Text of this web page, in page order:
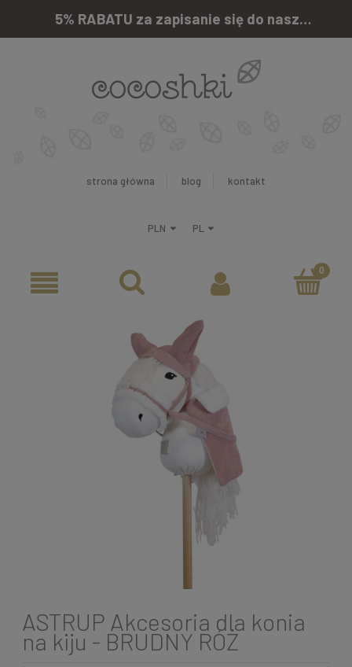
5% RABATU za zapisanie się do naszego newslettera
strona główna blog kontakt
ASTRUP Akcesoria dla konia
na kiju - BRUDNY RÓŻ